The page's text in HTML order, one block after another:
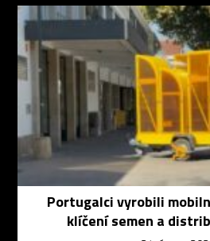
Portugalci vyrobili
klíčení semen a